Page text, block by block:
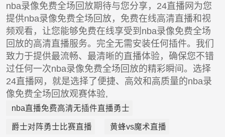
nba录像免费全场回放期待与您分享，24直播网为您
提供nba录像免费全场回放，免费在线高清直播和视
频观看，让您能够免费在线享受到nba录像免费全场
回放的高清直播服务。完全无需安装任何插件。我们
致力于提供最流畅、最清晰的直播体验，确保您不错
过任何一次nba录像免费全场回放的精彩瞬间。选择
24直播网，就是选择了便捷、高效和高质量的nba录
像免费全场回放观赛体验,
nba直播免费高清无插件直播勇士
爵士对阵勇士比赛直播 黄蜂vs魔术直播